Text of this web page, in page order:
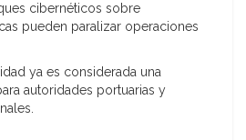
cibernéticos sobre
pueden paralizar operaciones
ya es considerada una
autoridades portuarias y